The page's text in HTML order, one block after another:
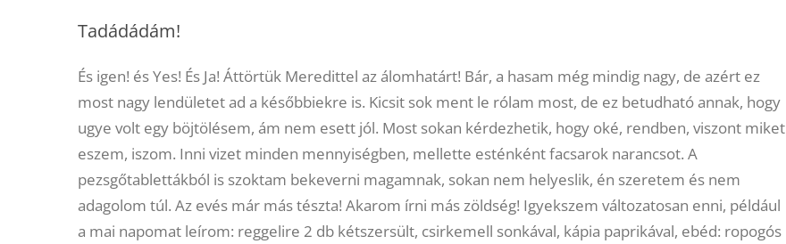
Tadádádám!
És igen! és Yes! És Ja! Áttörtük Meredittel az álomhatárt! Bár, a hasam még mindig nagy, de azért ez
most nagy lendületet ad a későbbiekre is. Kicsit sok ment le rólam most, de ez betudható annak, hogy
ugye volt egy böjtölésem, ám nem esett jól. Most sokan kérdezhetik, hogy oké, rendben, viszont miket
eszem, iszom. Inni vizet minden mennyiségben, mellette esténként facsarok narancsot. A
pezsgőtablettákból is szoktam bekeverni magamnak, sokan nem helyeslik, én szeretem és nem
adagolom túl. Az evés már más tészta! Akarom írni más zöldség! Igyekszem változatosan enni, például
a mai napomat leírom: reggelire 2 db kétszersült, csirkemell sonkával, kápia paprikával, ebéd: ropogós